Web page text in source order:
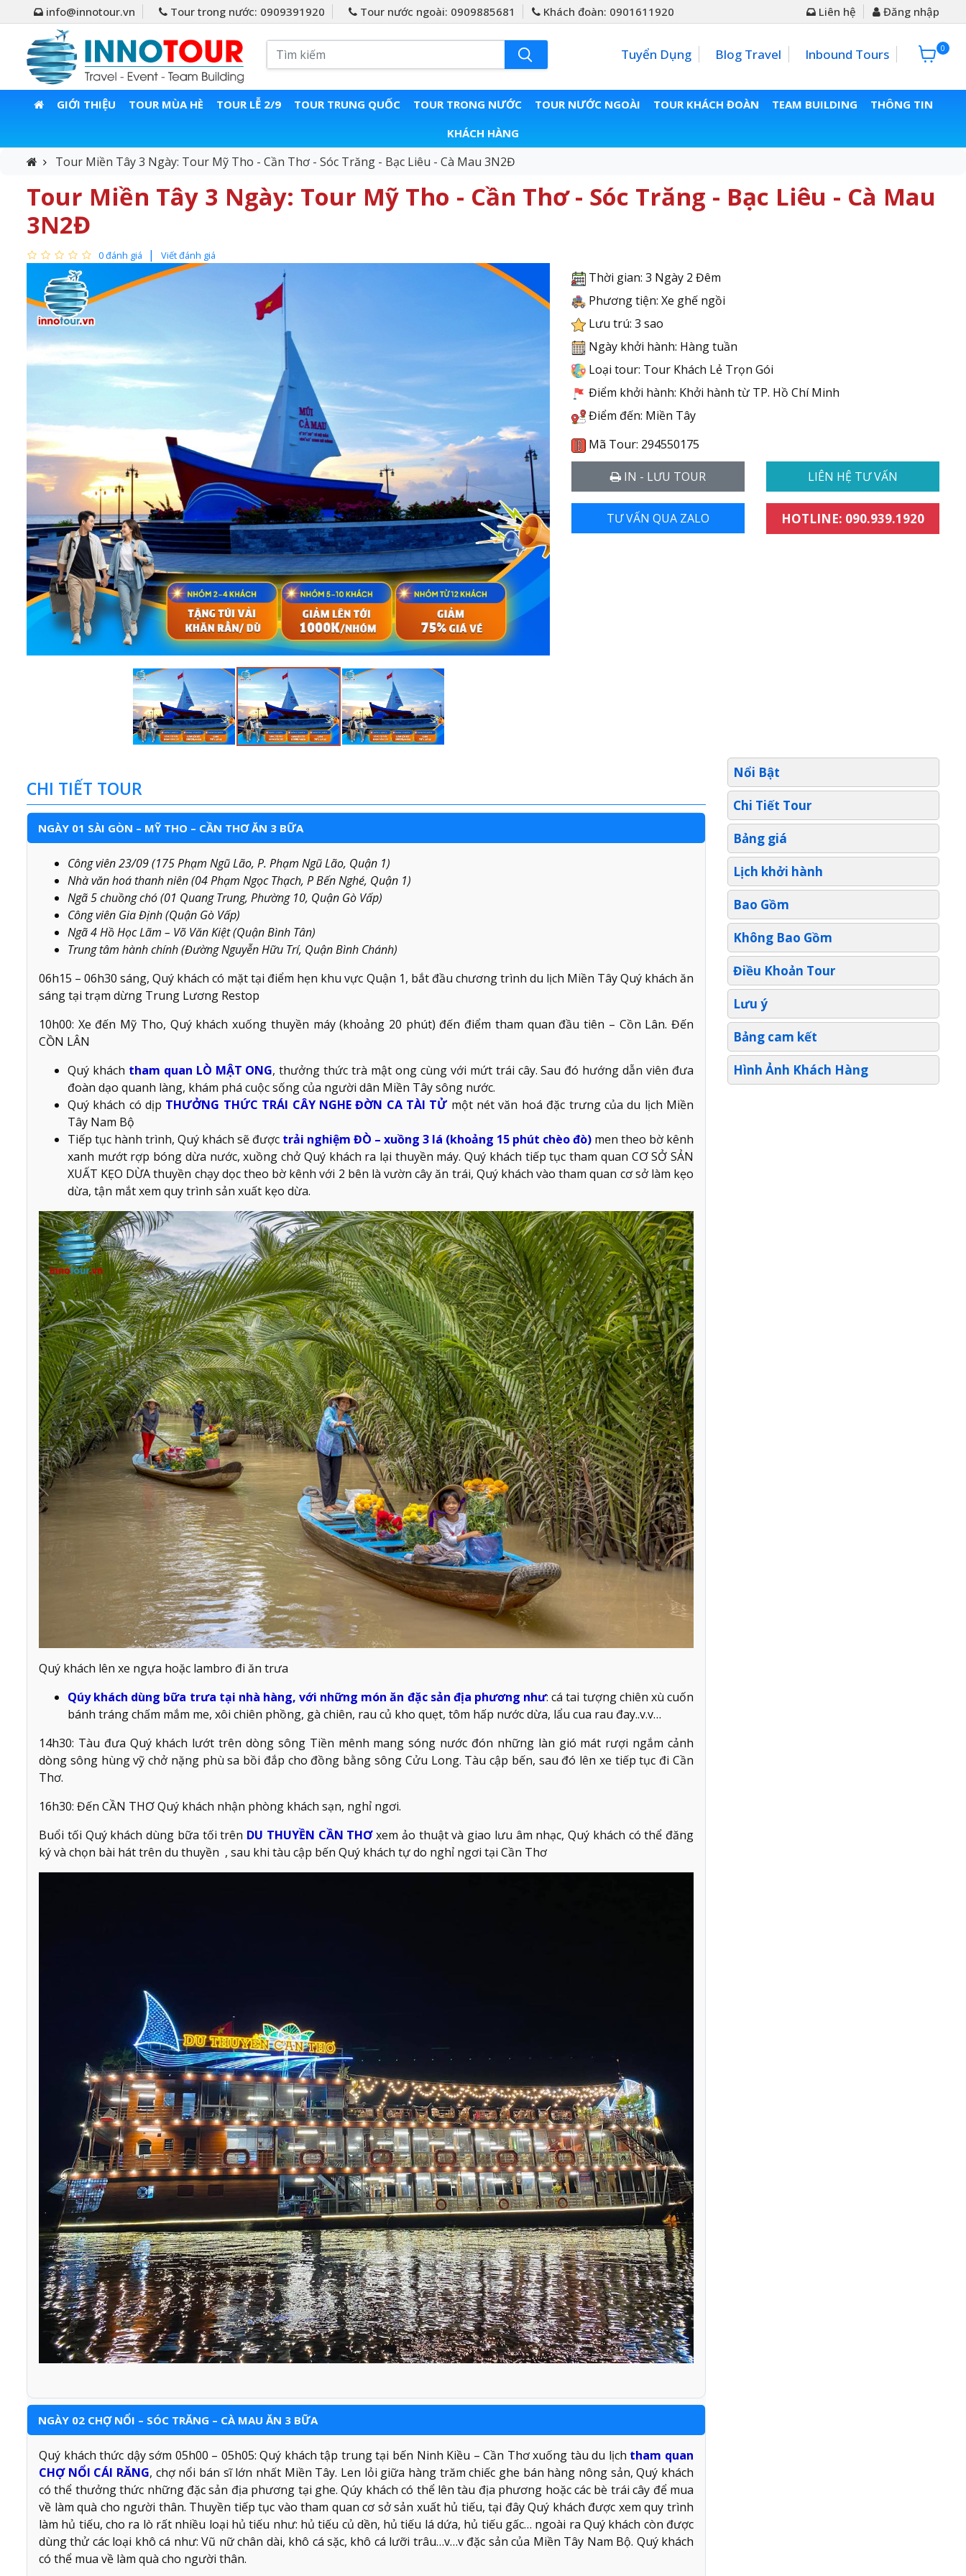
info@innotour.vn Tour trong nước: 0909391920 Tour nước ngoài: 0909885681 Khách đoàn: 0901611920 Liên hệ Đăng nhập
Tuyển Dụng Blog Travel Inbound Tours 0 0đ
GIỚI THIỆU TOUR MÙA HÈ TOUR LỄ 2/9 TOUR TRUNG QUỐC TOUR TRONG NƯỚC TOUR NƯỚC NGOÀI TOUR KHÁCH ĐOÀN TEAM BUILDING
THÔNG TIN
KHÁCH HÀNG
Tour Miền Tây 3 Ngày: Tour Mỹ Tho - Cần Thơ - Sóc Trăng - Bạc Liêu - Cà Mau 3N2Đ
Tour Miền Tây 3 Ngày: Tour Mỹ Tho - Cần Thơ - Sóc Trăng - Bạc Liêu - Cà Mau
3N2Đ
0 đánh giá Viết đánh giá
Thời gian: 3 Ngày 2 Đêm
Phương tiện: Xe ghế ngồi
Lưu trú: 3 sao
Ngày khởi hành: Hàng tuần
Loại tour: Tour Khách Lẻ Trọn Gói
Điểm khởi hành: Khởi hành từ TP. Hồ Chí Minh
Điểm đến: Miền Tây
Mã Tour: 294550175
IN - LƯU TOUR LIÊN HỆ TƯ VẤN
TƯ VẤN QUA ZALO HOTLINE: 090.939.1920
CHI TIẾT TOUR
NGÀY 01 SÀI GÒN – MỸ THO – CẦN THƠ ĂN 3 BỮA
Công viên 23/09 (175 Phạm Ngũ Lão, P. Phạm Ngũ Lão, Quận 1)
Nhà văn hoá thanh niên (04 Phạm Ngọc Thạch, P Bến Nghé, Quận 1)
Ngã 5 chuồng chó (01 Quang Trung, Phường 10, Quận Gò Vấp)
Công viên Gia Định (Quận Gò Vấp)
Ngã 4 Hồ Học Lãm – Võ Văn Kiệt (Quận Bình Tân)
Trung tâm hành chính (Đường Nguyễn Hữu Trí, Quận Bình Chánh)
06h15 – 06h30 sáng, Quý khách có mặt tại điểm hẹn khu vực Quận 1, bắt đầu chương trình du lịch Miền Tây Quý khách ăn
sáng tại trạm dừng Trung Lương Restop
10h00: Xe đến Mỹ Tho, Quý khách xuống thuyền máy (khoảng 20 phút) đến điểm tham quan đầu tiên – Cồn Lân. Đến
CỒN LÂN
Quý khách tham quan LÒ MẬT ONG, thưởng thức trà mật ong cùng với mứt trái cây. Sau đó hướng dẫn viên đưa
đoàn dạo quanh làng, khám phá cuộc sống của người dân Miền Tây sông nước.
Quý khách có dịp THƯỞNG THỨC TRÁI CÂY NGHE ĐỜN CA TÀI TỬ một nét văn hoá đặc trưng của du lịch Miền
Tây Nam Bộ
Tiếp tục hành trình, Quý khách sẽ được trải nghiệm ĐÒ – xuồng 3 lá (khoảng 15 phút chèo đò) men theo bờ kênh
xanh mướt rợp bóng dừa nước, xuồng chở Quý khách ra lại thuyền máy. Quý khách tiếp tục tham quan CƠ SỞ SẢN
XUẤT KẸO DỪA thuyền chạy dọc theo bờ kênh với 2 bên là vườn cây ăn trái, Quý khách vào tham quan cơ sở làm kẹo
dừa, tận mắt xem quy trình sản xuất kẹo dừa.
Quý khách lên xe ngựa hoặc lambro đi ăn trưa
Qúy khách dùng bữa trưa tại nhà hàng, với những món ăn đặc sản địa phương như: cá tai tượng chiên xù cuốn
bánh tráng chấm mắm me, xôi chiên phồng, gà chiên, rau củ kho quẹt, tôm hấp nước dừa, lẩu cua rau đay..v.v…
14h30: Tàu đưa Quý khách lướt trên dòng sông Tiền mênh mang sóng nước đón những làn gió mát rượi ngắm cảnh
dòng sông hùng vỹ chở nặng phù sa bồi đắp cho đồng bằng sông Cửu Long. Tàu cập bến, sau đó lên xe tiếp tục đi Cần
Thơ.
16h30: Đến CẦN THƠ Quý khách nhận phòng khách sạn, nghỉ ngơi.
Buổi tối Quý khách dùng bữa tối trên DU THUYỀN CẦN THƠxem ảo thuật và giao lưu âm nhạc, Quý khách có thể đăng
ký và chọn bài hát trên du thuyền , sau khi tàu cập bến Quý khách tự do nghỉ ngơi tại Cần Thơ
NGÀY 02 CHỢ NỔI – SÓC TRĂNG – CÀ MAU ĂN 3 BỮA
Quý khách thức dậy sớm 05h00 – 05h05: Quý khách tập trung tại bến Ninh Kiều – Cần Thơ xuống tàu du lịch tham quan
CHỢ NỔI CÁI RĂNG, chợ nổi bán sĩ lớn nhất Miền Tây. Len lỏi giữa hàng trăm chiếc ghe bán hàng nông sản, Quý khách
có thể thưởng thức những đặc sản địa phương tại ghe. Qúy khách có thể lên tàu địa phương hoặc các bè trái cây để mua
về làm quà cho người thân. Thuyền tiếp tục vào tham quan cơ sở sản xuất hủ tiếu, tại đây Quý khách được xem quy trình
làm hủ tiếu, cho ra lò rất nhiều loại hủ tiếu như: hủ tiếu củ dền, hủ tiếu lá dứa, hủ tiếu gấc… ngoài ra Quý khách còn được
dùng thử các loại khô cá như: Vũ nữ chân dài, khô cá sặc, khô cá lưỡi trâu…v…v đặc sản của Miền Tây Nam Bộ. Quý khách
có thể mua về làm quà cho người thân.
Nổi Bật
Chi Tiết Tour
Bảng giá
Lịch khởi hành
Bao Gồm
Không Bao Gồm
Điều Khoản Tour
Lưu ý
Bảng cam kết
Hình Ảnh Khách Hàng